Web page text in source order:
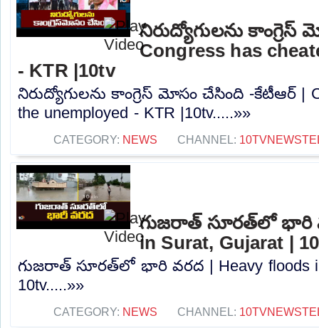
నిరుద్యోగులను
Congress has
- KTR |10tv
నిరుద్యోగులను కాంగ్రెస్ మోసం చేసింది -కేటీఆర్ |
the unemployed - KTR |10tv.....»»
CATEGORY: NEWS CHANNEL:
గుజరాత్‌ సూరత్‌లో భారి
in Surat, Gujarat |
గుజరాత్‌ సూరత్‌లో భారి వరద | Heavy floods
10tv.....»»
CATEGORY: NEWS CHANNEL: